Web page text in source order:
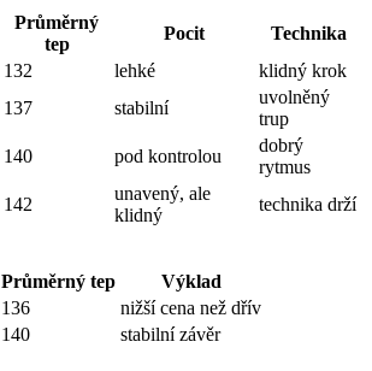
Průměrný
tep
Pocit
Technika
132 lehké
klidný krok
137 stabilní
uvolněný
trup
140 pod kontrolou
dobrý
rytmus
142
unavený, ale
klidný
technika drží
Průměrný tep
Výklad
136
nižší cena než dřív
140 stabilní závěr